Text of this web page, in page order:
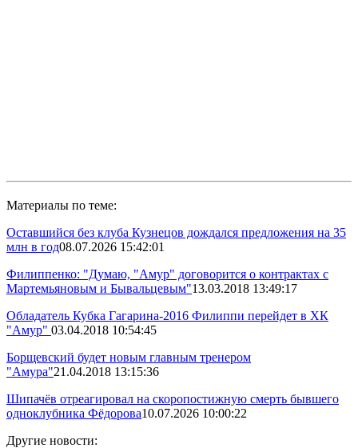
Материалы по теме:
Оставшийся без клуба Кузнецов дождался предложения на 35
млн в год08.07.2026 15:42:01
Филиппенко: "Думаю, "Амур" договорится о контрактах с
Мартемьяновым и Бывальцевым"13.03.2018 13:49:17
Обладатель Кубка Гагарина-2016 Филиппи перейдет в ХК
"Амур" 03.04.2018 10:54:45
Борщевский будет новым главным тренером
"Амура"21.04.2018 13:15:36
Шипачёв отреагировал на скоропостижную смерть бывшего
одноклубника Фёдорова10.07.2026 10:00:22
Другие новости: